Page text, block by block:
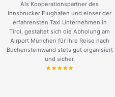
Als Kooperationspartner des
Innsbrucker Flughafen und einser der
erfahrensten Taxi Unternehmen in
Tirol, gestaltet sich die Abholung am
Airport München für Ihre Reise nach
Buchensteinwand stets gut organisiert
und sicher.